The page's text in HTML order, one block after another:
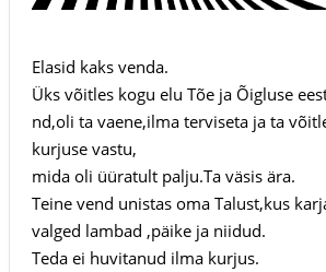
Elasid kaks venda.
Üks võitles kogu elu Tõe ja Õigluse
nd,oli ta vaene,ilma terviseta ja ta
kurjuse vastu,
mida oli üüratult palju.Ta väsis ära.
Teine vend unistas oma Talust,kus
valged lambad ,päike ja niidud.
Teda ei huvitanud ilma kurjus.